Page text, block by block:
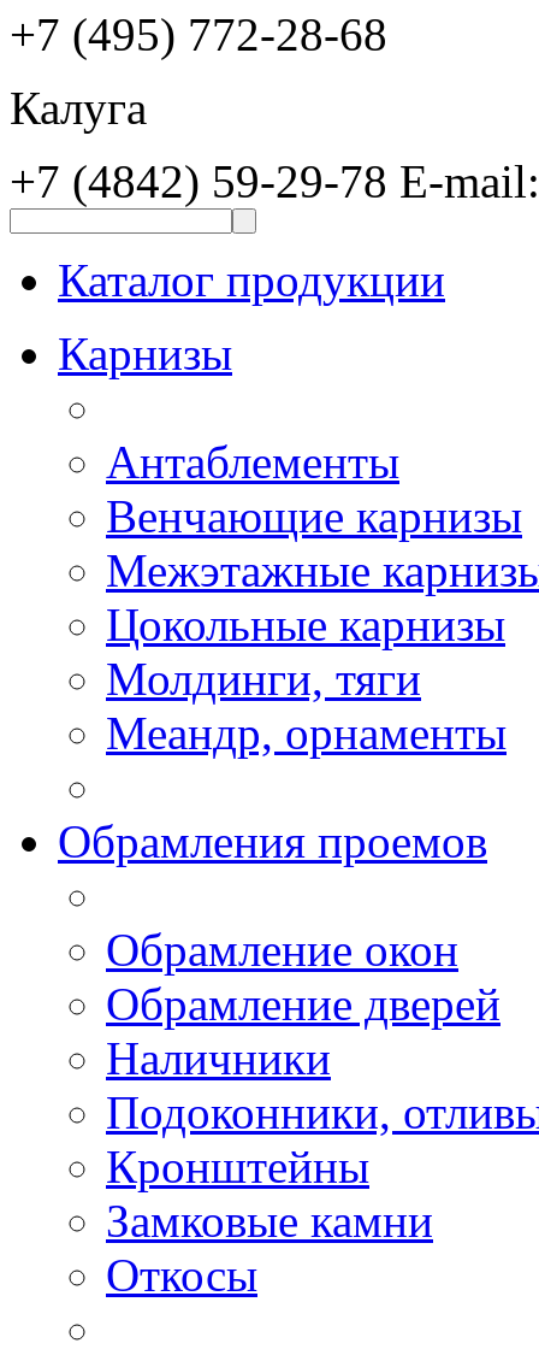
+7 (495) 772-28-68
Калуга
+7 (4842) 59-29-78 E-
Каталог продукции
Карнизы
Антаблементы
Венчающие карнизы
Межэтажные
Цокольные карнизы
Молдинги, тяги
Меандр, орнаменты
Обрамления проемов
Обрамление окон
Обрамление дверей
Наличники
Подоконники,
Кронштейны
Замковые камни
Откосы